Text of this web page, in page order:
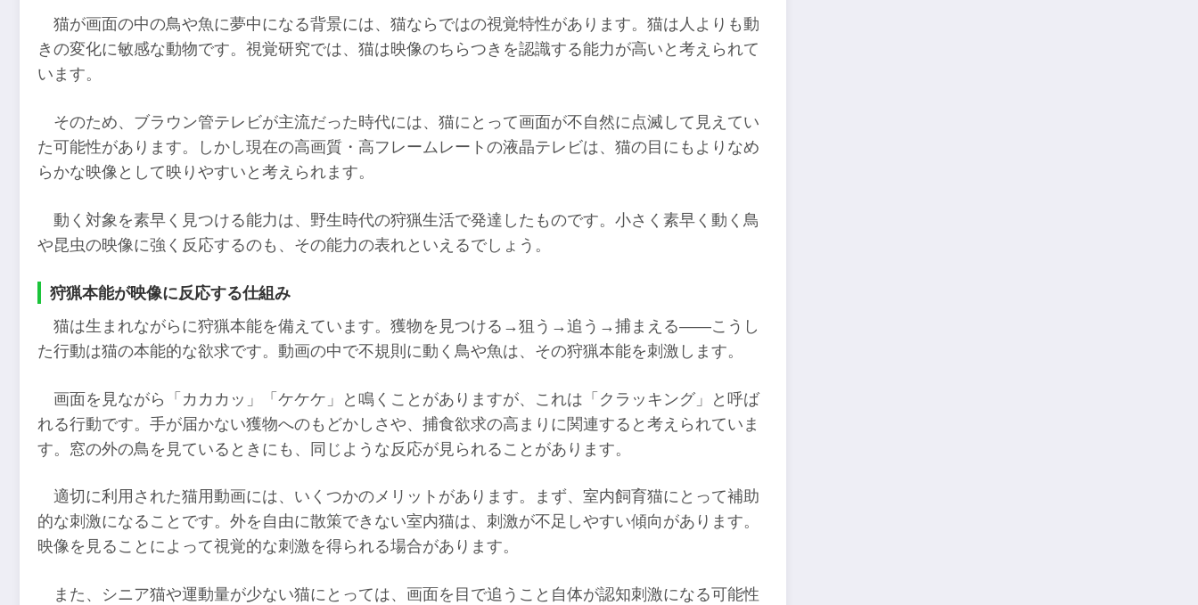
猫が画面の中の鳥や魚に夢中になる背景には、猫ならではの視覚特性があります。猫は人よりも動
きの変化に敏感な動物です。視覚研究では、猫は映像のちらつきを認識する能力が高いと考えられて
います。
そのため、ブラウン管テレビが主流だった時代には、猫にとって画面が不自然に点滅して見えてい
た可能性があります。しかし現在の高画質・高フレームレートの液晶テレビは、猫の目にもよりなめ
らかな映像として映りやすいと考えられます。
動く対象を素早く見つける能力は、野生時代の狩猟生活で発達したものです。小さく素早く動く鳥
や昆虫の映像に強く反応するのも、その能力の表れといえるでしょう。
狩猟本能が映像に反応する仕組み
猫は生まれながらに狩猟本能を備えています。獲物を見つける→狙う→追う→捕まえる――こうし
た行動は猫の本能的な欲求です。動画の中で不規則に動く鳥や魚は、その狩猟本能を刺激します。
画面を見ながら「カカカッ」「ケケケ」と鳴くことがありますが、これは「クラッキング」と呼ば
れる行動です。手が届かない獲物へのもどかしさや、捕食欲求の高まりに関連すると考えられていま
す。窓の外の鳥を見ているときにも、同じような反応が見られることがあります。
適切に利用された猫用動画には、いくつかのメリットがあります。まず、室内飼育猫にとって補助
的な刺激になることです。外を自由に散策できない室内猫は、刺激が不足しやすい傾向があります。
映像を見ることによって視覚的な刺激を得られる場合があります。
また、シニア猫や運動量が少ない猫にとっては、画面を目で追うこと自体が認知刺激になる可能性